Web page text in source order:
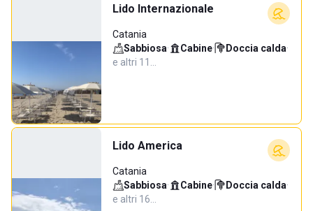
Lido Internazionale
Catania
Sabbiosa· Cabine· Doccia calda·
e altri 11…
Lido America
Catania
Sabbiosa· Cabine· Doccia calda·
e altri 16…